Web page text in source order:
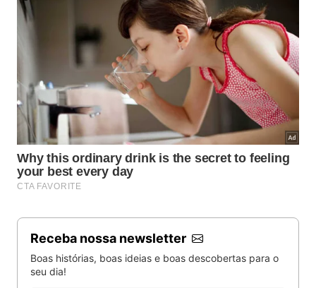
Receba nossa newsletter
Boas histórias, boas ideias e boas descobertas para o
seu dia!